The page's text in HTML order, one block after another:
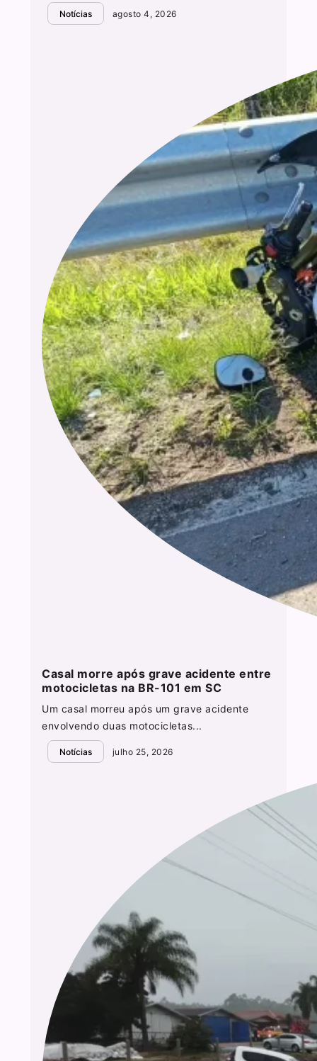
Notícias agosto 4, 2026
Casal morre após grave acidente entre
motocicletas na BR-101 em SC
Um casal morreu após um grave acidente
envolvendo duas motocicletas...
Notícias julho 25, 2026